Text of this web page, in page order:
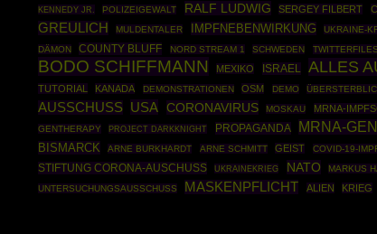
KENNEDY JR.
POLIZEIGEWALT RALF LUDWIG SERGEY FILBERT
GREULICH
MULDENTALER IMPFNEBENWIRKUNG UKRAINE-
DÄMON
COUNTY BLUFF NORD STREAM 1 SCHWEDEN TWITTERFILES
BODO SCHIFFMANN MEXIKO ISRAEL ALLES
TUTORIAL
KANADA DEMONSTRATIONEN OSM DEMO
AUSSCHUSS
USA CORONAVIRUS MOSKAU MRNA-
GENTHERAPY
PROJECT DARKKNIGHT PROPAGANDA MRNA-
BISMARCK
ARNE BURKHARDT ARNE SCHMITT GEIST COVID-19-
STIFTUNG CORONA-AUSCHUSS UKRAINEKRIEG NATO MARKUS
UNTERSUCHUNGSAUSSCHUSS
MASKENPFLICHT ALIEN KRIEG